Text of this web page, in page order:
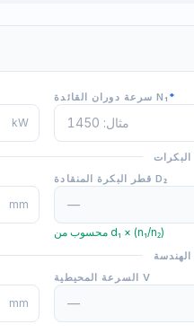
kW
سرعة دوران القائدة N₁ *
البكرات
mm
قطر البكرة المنقادة D₂
محسوب من d₁ × (n₁/n₂)
الهندسة
mm
السرعة المحيطية V